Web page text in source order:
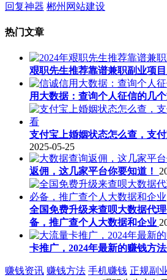
回复神器 郴州网站建设
热门文章
艰职先生推荐靠谱兼职副业项目
用大数据：查询个人征信的几个
支付宝上婚姻状态怎么查，支
2025-05-25
返佣，这几家平台你要知道！
全国免费升级来查呗大数据代
备，推广查个人大数据和企业
卡推广，2024年最新的赚钱方法
赚钱资讯 赚钱方法 手机赚钱 正规副